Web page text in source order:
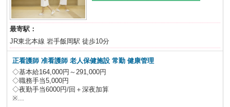
最寄駅：
JR東北本線 岩手飯岡駅 徒歩10分
正看護師 准看護師 老人保健施設 常勤 健康管理
◇基本給164,000円～291,000円
◇職務手当5,000円
◇夜勤手当6000円/回＋深夜加算
※...